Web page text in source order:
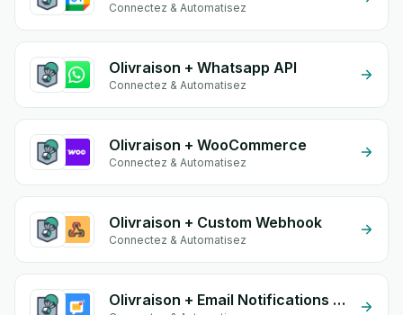
Connectez & Automatisez
Olivraison + Whatsapp API
Connectez & Automatisez
Olivraison + WooCommerce
Connectez & Automatisez
Olivraison + Custom Webhook
Connectez & Automatisez
Olivraison + Email Notifications by eGrow